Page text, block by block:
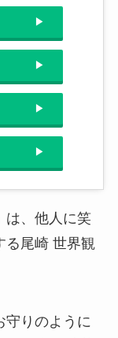
は、他人に笑
る尾崎 世界観
守りのように